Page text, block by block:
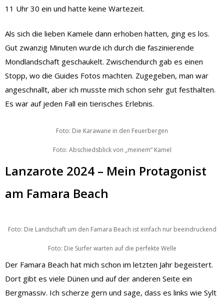
11 Uhr 30 ein und hatte keine Wartezeit.
Als sich die lieben Kamele dann erhoben hatten, ging es los.
Gut zwanzig Minuten wurde ich durch die faszinierende
Mondlandschaft geschaukelt. Zwischendurch gab es einen
Stopp, wo die Guides Fotos machten. Zugegeben, man war
angeschnallt, aber ich musste mich schon sehr gut festhalten.
Es war auf jeden Fall ein tierisches Erlebnis.
Foto: Die Karawane in den Feuerbergen
Foto: Abschiedsblick von „meinem“ Kamel
Lanzarote 2024 – Mein Protagonist
am Famara Beach
Foto: Die Landschaft um den Famara Beach ist einfach nur beeindruckend
Foto: Die Surfer warten auf die perfekte Welle
Der Famara Beach hat mich schon im letzten Jahr begeistert.
Dort gibt es viele Dünen und auf der anderen Seite ein
Bergmassiv. Ich scherze gern und sage, dass es links wie Sylt